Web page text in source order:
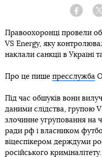
Правоохоронці провели
VS Energy, яку
наклали санкції в Україні
Про це пише пресслужба
Під час обшуків вони
даними слідства, групою
злочинне угруповання на
ради рф і власником
віцеспікером держдуми
російського криміналітету.